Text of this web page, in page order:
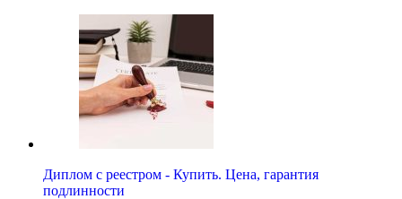
Диплом с реестром - Купить. Цена, гарантия
подлинности